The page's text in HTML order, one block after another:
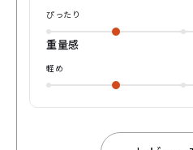
ぴったり
重量感
軽め